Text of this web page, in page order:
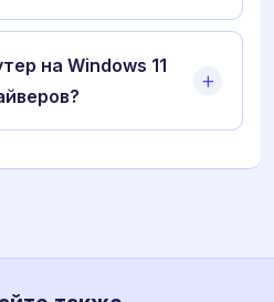
на Windows 11